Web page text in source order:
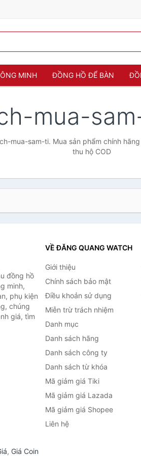
MINH ĐỒNG HỒ ĐỂ BÀN
mua-
mua-sam-ti. Mua sản phẩm chính
thu hộ COD
đồng hồ
minh,
phụ kiện
chúng
giá, tìm
VỀ ĐĂNG QUANG WATCH
Giới thiệu
Chính sách bảo mật
Điều khoản sử dụng
Miễn trừ trách nhiệm
Danh mục
Danh sách hãng
Danh sách công ty
Danh sách từ khóa
Mã giảm giá Tiki
Mã giảm giá Lazada
Mã giảm giá Shopee
Liên hệ
, Giá Coin